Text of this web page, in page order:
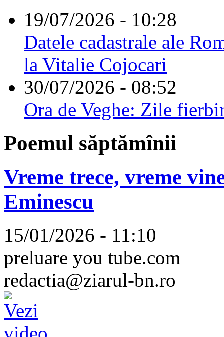
19/07/2026 - 10:28
Datele cadastrale ale
la Vitalie Cojocari
30/07/2026 - 08:52
Ora de Veghe: Zile
Poemul săptămînii
Vreme trece, vreme
Eminescu
15/01/2026 - 11:10
preluare you tube.com
redactia@ziarul-bn.ro